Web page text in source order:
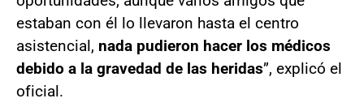
estaban con él lo llevaron hasta el centro
asistencial, nada pudieron hacer los médicos
debido a la gravedad de las heridas”, explicó el
oficial.